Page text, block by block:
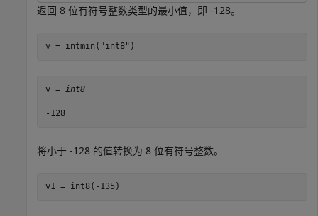
返回 8 位有符号整数类型的最小值，即 -128。
v = intmin( "int8" )
v = int8
-128
将小于 -128 的值转换为 8 位有符号整数。
v1 = int8(-135)